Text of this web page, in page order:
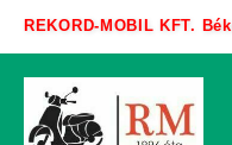
REKORD-MOBIL KFT.